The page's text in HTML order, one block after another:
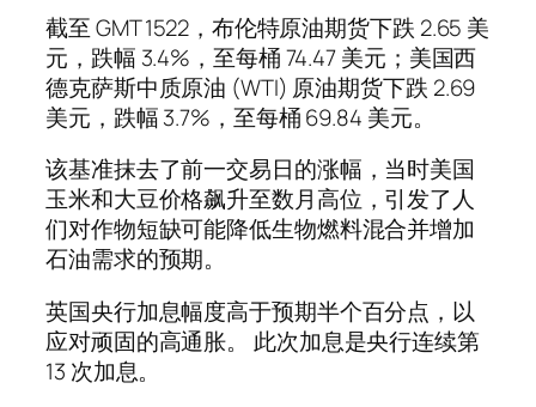
截至 GMT 1522，布伦特原油期货下跌 2.65 美
元，跌幅 3.4%，至每桶 74.47 美元；美国西
德克萨斯中质原油 (WTI) 原油期货下跌 2.69
美元，跌幅 3.7%，至每桶 69.84 美元。
该基准抹去了前一交易日的涨幅，当时美国
玉米和大豆价格飙升至数月高位，引发了人
们对作物短缺可能降低生物燃料混合并增加
石油需求的预期。
英国央行加息幅度高于预期半个百分点，以
应对顽固的高通胀。 此次加息是央行连续第
13 次加息。